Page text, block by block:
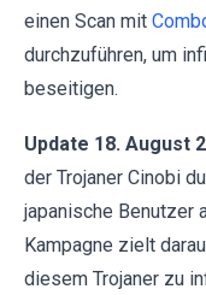
einen Scan mit
durchzuführen, um
beseitigen.
Update 18. August
der Trojaner Cinobi
japanische Benutzer
Kampagne zielt
diesem Trojaner zu